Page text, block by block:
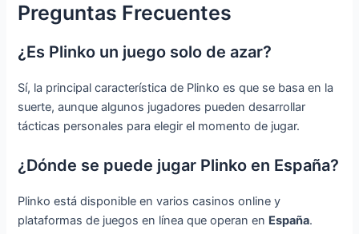
Preguntas Frecuentes
¿Es Plinko un juego solo de azar?
Sí, la principal característica de Plinko es que se basa en la
suerte, aunque algunos jugadores pueden desarrollar
tácticas personales para elegir el momento de jugar.
¿Dónde se puede jugar Plinko en España?
Plinko está disponible en varios casinos online y
plataformas de juegos en línea que operan en España.